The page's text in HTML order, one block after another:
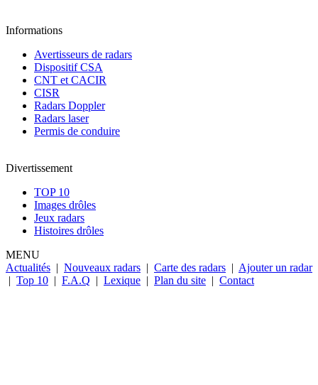
Informations
Avertisseurs de radars
Dispositif CSA
CNT et CACIR
CISR
Radars Doppler
Radars laser
Permis de conduire
Divertissement
TOP 10
Images drôles
Jeux radars
Histoires drôles
MENU
Actualités | Nouveaux radars | Carte des radars | Ajouter un radar
| Top 10 | F.A.Q | Lexique | Plan du site | Contact